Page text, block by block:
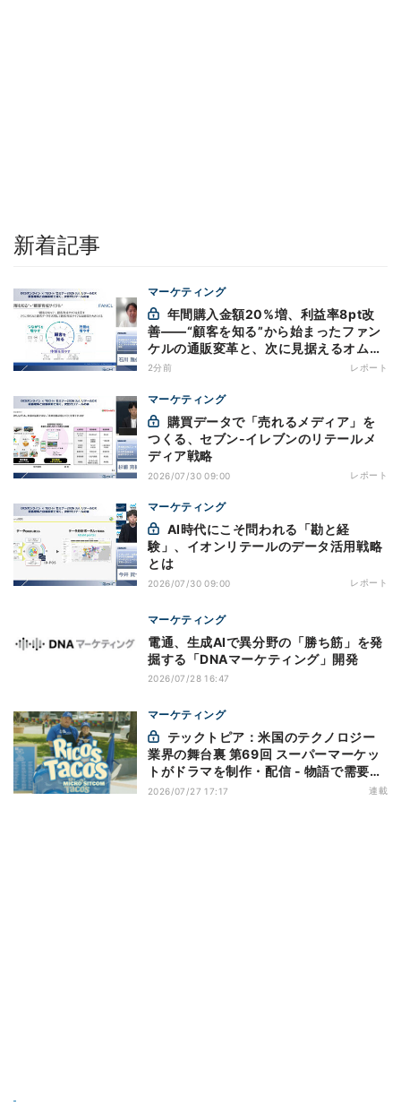
新着記事
マーケティング
善——“顧客を知る”から始まったファン
ケルの通販変革と、次に見据えるオムニ
チャネル
2分前 レポート
マーケティング
つくる、セブン-イレブンのリテールメ
ディア戦略
2026/07/30 09:00 レポート
マーケティング
験」、イオンリテールのデータ活用戦略
とは
2026/07/30 09:00 レポート
マーケティング
電通、生成AIで異分野の「勝ち筋」を発
掘する「DNAマーケティング」開発
2026/07/28 16:47
マーケティング
業界の舞台裏 第69回 スーパーマーケッ
トがドラマを制作・配信 - 物語で需要を
演出する小売メディア
2026/07/27 17:17 連載